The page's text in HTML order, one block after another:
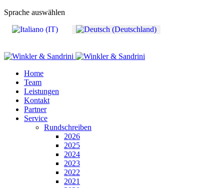
Sprache auswählen
Home
Team
Leistungen
Kontakt
Partner
Service
Rundschreiben
2026
2025
2024
2023
2022
2021